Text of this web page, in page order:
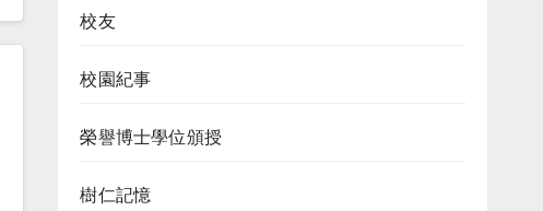
校友
校園紀事
榮譽博士學位頒授
樹仁記憶